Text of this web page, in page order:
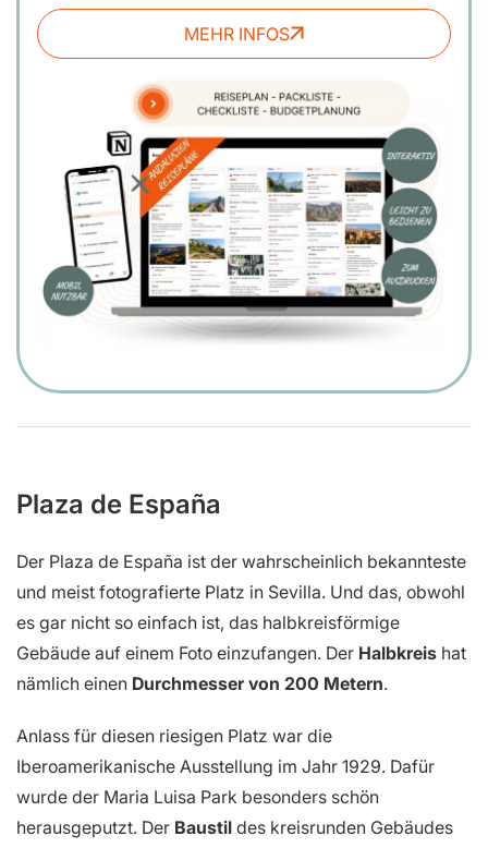
MEHR INFOS
Plaza de España
Der Plaza de España ist der wahrscheinlich bekannteste
und meist fotografierte Platz in Sevilla. Und das, obwohl
es gar nicht so einfach ist, das halbkreisförmige
Gebäude auf einem Foto einzufangen. Der Halbkreis hat
nämlich einen Durchmesser von 200 Metern.
Anlass für diesen riesigen Platz war die
Iberoamerikanische Ausstellung im Jahr 1929. Dafür
wurde der Maria Luisa Park besonders schön
herausgeputzt. Der Baustil des kreisrunden Gebäudes